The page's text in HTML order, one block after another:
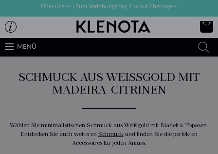
Über uns -> Zum Verlobungsring 7 % auf Eheringe->
MENÜ
SCHMUCK AUS WEISSGOLD MIT M
ADEIRA-CITRINEN
Wählen Sie minimalistischen Schmuck aus Weißgold mit Madeira-Topasen.
Entdecken Sie auch weiteren Schmuckund finden Sie die perfekten
Accessoires für jeden Anlass.